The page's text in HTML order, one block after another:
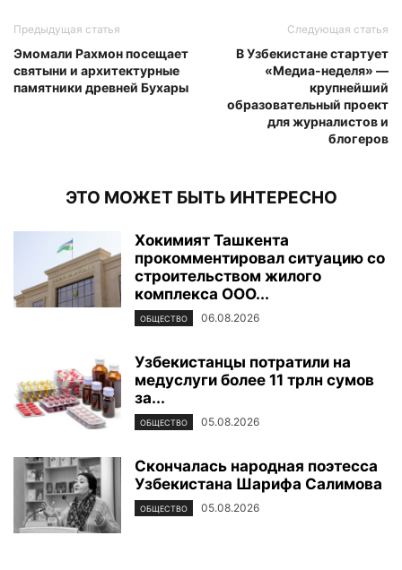
Предыдущая статья
Эмомали Рахмон посещает
святыни и архитектурные
памятники древней Бухары
Следующая статья
В Узбекистане стартует
«Медиа-неделя» —
крупнейший
образовательный проект
для журналистов и
блогеров
ЭТО МОЖЕТ БЫТЬ ИНТЕРЕСНО
Хокимият Ташкента
прокомментировал ситуацию со
строительством жилого
комплекса ООО...
ОБЩЕСТВО 06.08.2026
Узбекистанцы потратили на
медуслуги более 11 трлн сумов
за...
ОБЩЕСТВО 05.08.2026
Скончалась народная поэтесса
Узбекистана Шарифа Салимова
ОБЩЕСТВО 05.08.2026